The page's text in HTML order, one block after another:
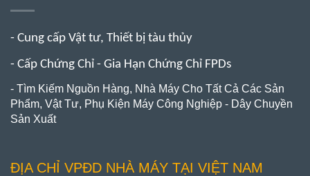
- Cung cấp Vật tư, Thiết bị tàu thủy
- Cấp Chứng Chỉ - Gia Hạn Chứng Chỉ FPDs
- Tìm Kiếm Nguồn Hàng, Nhà Máy Cho Tất Cả Các Sản
Phẩm, Vật Tư, Phụ Kiện Máy Công Nghiệp - Dây Chuyền
Sản Xuất
ĐỊA CHỈ VPĐD NHÀ MÁY TẠI VIỆT NAM